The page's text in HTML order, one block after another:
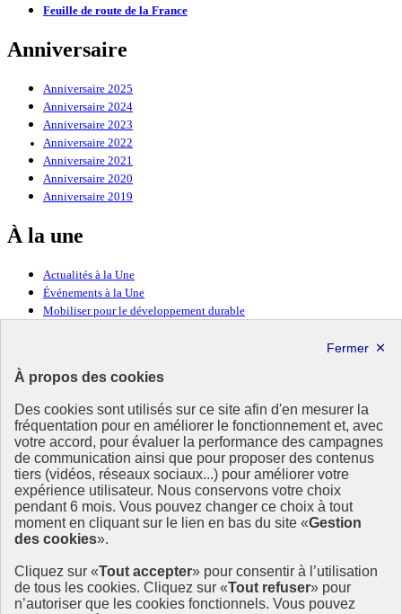
À propos des cookies
Des cookies sont utilisés sur ce site afin d'en mesurer la
fréquentation pour en améliorer le fonctionnement et, avec
votre accord, pour évaluer la performance des campagnes
de communication ainsi que pour proposer des contenus
tiers (vidéos, réseaux sociaux...) pour améliorer votre
expérience utilisateur. Nous conservons votre choix
pendant 6 mois. Vous pouvez changer ce choix à tout
moment en cliquant sur le lien en bas du site «Gestion
des cookies».
Cliquez sur «Tout accepter» pour consentir à l’utilisation
de tous les cookies. Cliquez sur «Tout refuser» pour
n’autoriser que les cookies fonctionnels. Vous pouvez
Feuille de route de la France
Anniversaire
Anniversaire 2025
Anniversaire 2024
Anniversaire 2023
Anniversaire 2022
Anniversaire 2021
Anniversaire 2020
Anniversaire 2019
À la une
Actualités à la Une
Événements à la Une
Mobiliser pour le développement durable
Ressources
Ressources
La Méth’ODD
Gouvernement
Ce site propose l’information de référence concernant l’Agenda
2030 et la feuille de route de la France. Il valorise la mobilisation de
tous les acteurs.
info.gouv.fr- ouvre une nouvelle fenêtre
service-public.fr - ouvre une nouvelle fenêtre
legifrance.gouv.fr- ouvre une nouvelle fenêtre